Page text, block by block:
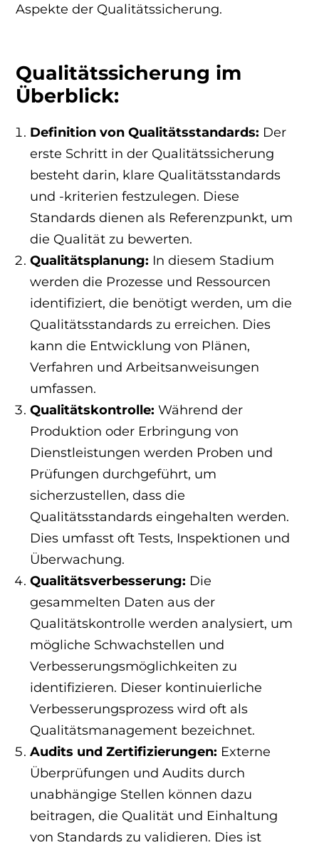
Aspekte der Qualitätssicherung.
Qualitätssicherung im
Überblick:
Definition von Qualitätsstandards: Der
erste Schritt in der Qualitätssicherung
besteht darin, klare Qualitätsstandards
und -kriterien festzulegen. Diese
Standards dienen als Referenzpunkt, um
die Qualität zu bewerten.
Qualitätsplanung: In diesem Stadium
werden die Prozesse und Ressourcen
identifiziert, die benötigt werden, um die
Qualitätsstandards zu erreichen. Dies
kann die Entwicklung von Plänen,
Verfahren und Arbeitsanweisungen
umfassen.
Qualitätskontrolle: Während der
Produktion oder Erbringung von
Dienstleistungen werden Proben und
Prüfungen durchgeführt, um
sicherzustellen, dass die
Qualitätsstandards eingehalten werden.
Dies umfasst oft Tests, Inspektionen und
Überwachung.
Qualitätsverbesserung: Die
gesammelten Daten aus der
Qualitätskontrolle werden analysiert, um
mögliche Schwachstellen und
Verbesserungsmöglichkeiten zu
identifizieren. Dieser kontinuierliche
Verbesserungsprozess wird oft als
Qualitätsmanagement bezeichnet.
Audits und Zertifizierungen: Externe
Überprüfungen und Audits durch
unabhängige Stellen können dazu
beitragen, die Qualität und Einhaltung
von Standards zu validieren. Dies ist